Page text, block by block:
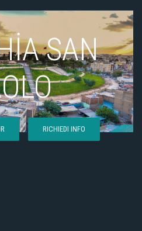
SAN
RICHIEDI INFO